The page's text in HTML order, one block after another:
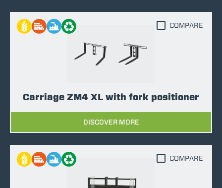
Carriage ZM4 XL with fork positioner
DISCOVER MORE
COMPARE
COMPARE